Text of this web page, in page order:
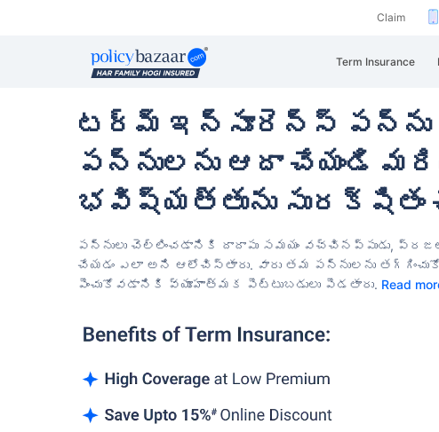
Claim
Term Insurance
టర్మ్ ఇన్సూరెన్స్
పన్నులను ఆదా చేయండి
భవిష్యత్తును సురక్షితం
పన్నులు చెల్లించడానికి దాదాపు సమయం వచ్చినప్పుడు,
చేయడం ఎలా అని ఆలోచిస్తారు. వారు తమ పన్నులను
పెంచుకోవడానికి వ్యూహాత్మక పెట్టుబడులు పెడతారు. Read